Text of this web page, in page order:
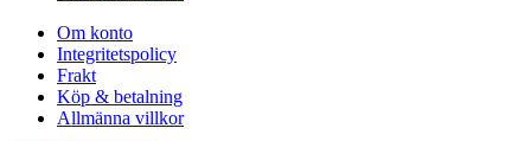
Om konto
Integritetspolicy
Frakt
Köp & betalning
Allmänna villkor